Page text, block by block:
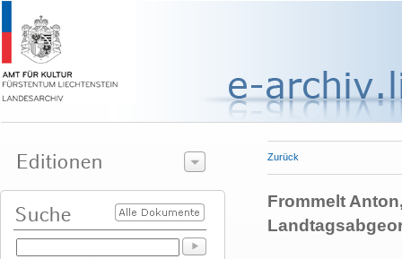
Zurück
Frommelt